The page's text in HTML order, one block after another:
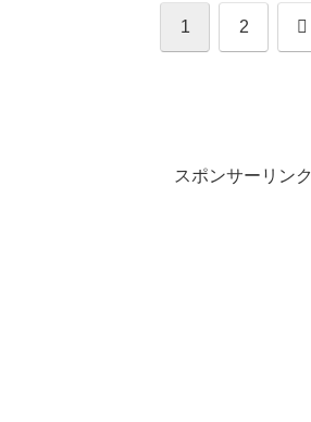
1 2 次
スポンサーリンク